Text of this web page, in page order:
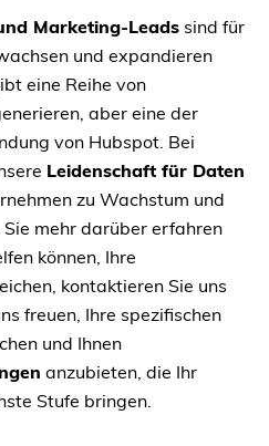
Marketing-Leads sind für
und expandieren
eine Reihe von
aber eine der
von Hubspot. Bei
Leidenschaft für Daten
zu Wachstum und
mehr darüber erfahren
können, Ihre
kontaktieren Sie uns
freuen, Ihre spezifischen
und Ihnen
anzubieten, die Ihr
Stufe bringen.